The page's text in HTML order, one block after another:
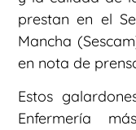
prestan en el
Mancha
en nota de
Estos
Enfermería